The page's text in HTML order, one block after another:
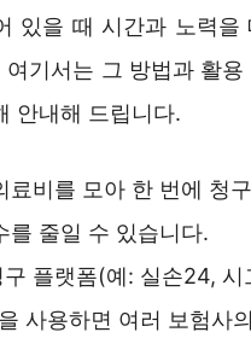
있을 때 시간과 노력을
여기서는 그 방법과 활용
안내해 드립니다.
료비를 모아 한 번에 청
를 줄일 수 있습니다.
구 플랫폼(예: 실손24, 시
사용하면 여러 보험사